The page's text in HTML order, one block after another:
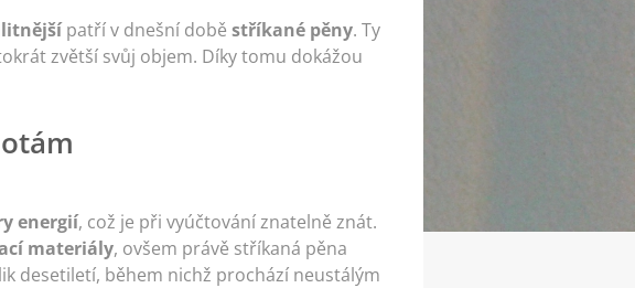
patří v dnešní době stříkané pěny. Ty
zvětší svůj objem. Díky tomu dokážou
energií, což je při vyúčtování znatelně znát.
materiály, ovšem právě stříkaná pěna
desetiletí, během nichž prochází neustálým